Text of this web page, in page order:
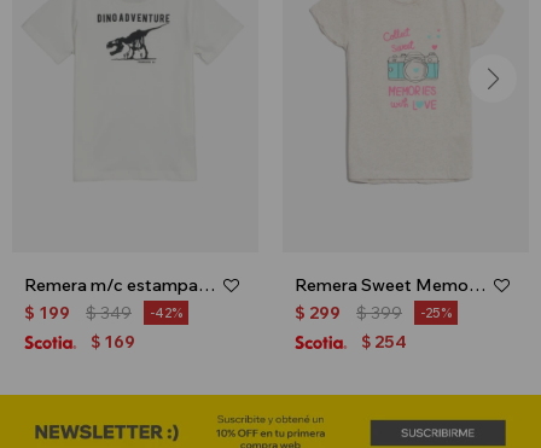
Remera m/c estampa dino - Crudo
$ 199 $349 42
$ 169
Remera Sweet Memories - Gris
$ 299 $399 25
$ 254